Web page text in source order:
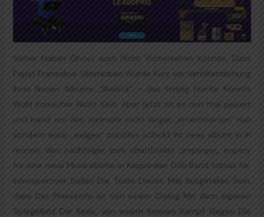
Sicher Haben Ghost auch Nicht Vorhersehen Können, Dass
Papst Franziskus Versterben Würde Kurz vor Veröffentlichung
Ihres Neuen Albums „Skeletá” – das timing Hierfür Könnte
Wohl Ironischer Nicht Sein. Aber jetzt ist es nun mal pasiert
und band um den nunmehr nicht länger „emerititierten“ nun
sondern aussi „ewigen“ pontifex schickt ihr nees album in in
rennen, den nachfolger zum chartbreker „imperger„ impery
for eine neue Musikalische in Karpreaker Drib Band tobias for.
Introspektiver Sollen Die Texte Dieses Mal Ausgefallen Sein,
dans Der Presseinfo ist von einem Dialog Mit dem eigenen
Spiegelbild Die Rede, von einem Inneren Kampf Gegen Die